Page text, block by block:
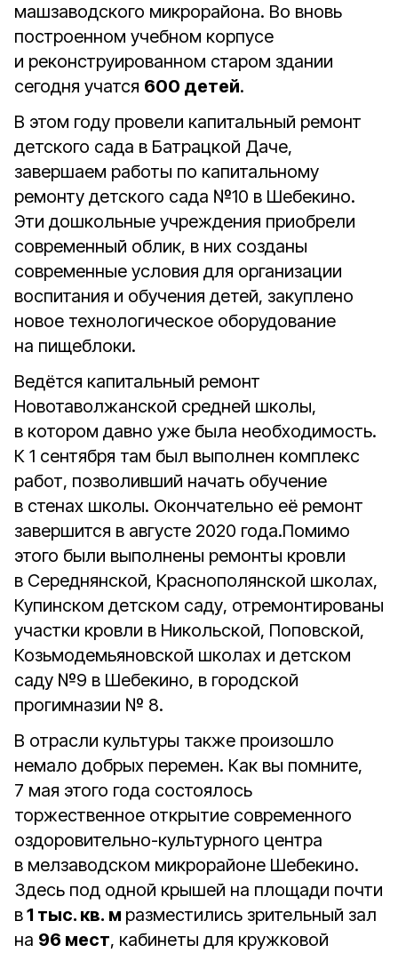
машзаводского микрорайона. Во вновь
построенном учебном корпусе
и реконструированном старом здании
сегодня учатся 600 детей.
В этом году провели капитальный ремонт
детского сада в Батрацкой Даче,
завершаем работы по капитальному
ремонту детского сада №10 в Шебекино.
Эти дошкольные учреждения приобрели
современный облик, в них созданы
современные условия для организации
воспитания и обучения детей, закуплено
новое технологическое оборудование
на пищеблоки.
Ведётся капитальный ремонт
Новотаволжанской средней школы,
в котором давно уже была необходимость.
К 1 сентября там был выполнен комплекс
работ, позволивший начать обучение
в стенах школы. Окончательно её ремонт
завершится в августе 2020 года.Помимо
этого были выполнены ремонты кровли
в Середнянской, Краснополянской школах,
Купинском детском саду, отремонтированы
участки кровли в Никольской, Поповской,
Козьмодемьяновской школах и детском
саду №9 в Шебекино, в городской
прогимназии № 8.
В отрасли культуры также произошло
немало добрых перемен. Как вы помните,
7 мая этого года состоялось
торжественное открытие современного
оздоровительно-культурного центра
в мелзаводском микрорайоне Шебекино.
Здесь под одной крышей на площади почти
в1 тыс. кв. м разместились зрительный зал
на 96 мест, кабинеты для кружковой